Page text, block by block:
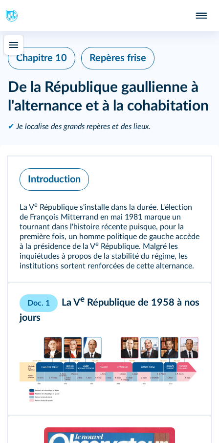
Chapitre 10 Repères frise
De la République gaullienne à
l'alternance et à la cohabitation
✔ Je localise des grands repères et des lieux.
Introduction
La Ve République s'installe dans la durée. L'élection
de François Mitterrand en mai 1981 marque un
tournant dans l'histoire récente puisque, pour la
première fois, un homme politique de gauche accède
à la présidence de la Ve République. Malgré les
inquiétudes à propos de la stabilité du régime, les
institutions sortent renforcées de cette alternance.
Doc. 1 La Ve République de 1958 à nos
jours